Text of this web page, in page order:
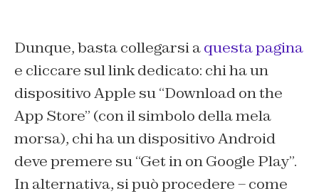
Dunque, basta collegarsi aquesta pagina
e cliccare sul link dedicato: chi ha un
dispositivo Apple su “Download on the
App Store” (con il simbolo della mela
morsa), chi ha un dispositivo Android
deve premere su “Get in on Google Play”.
In alternativa, si può procedere – come